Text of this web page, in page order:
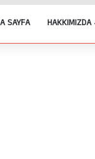
SAYFA HAKKIMIZDA